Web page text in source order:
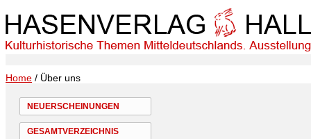
Home / Über uns
NEUERSCHEINUNGEN
GESAMTVERZEICHNIS